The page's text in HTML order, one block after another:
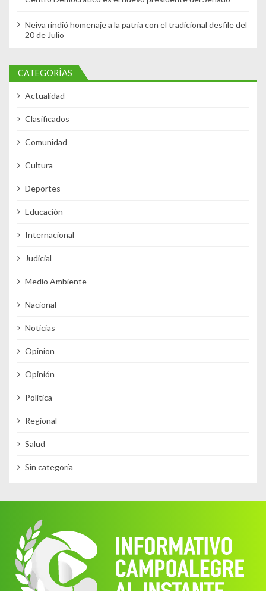
Neiva rindió homenaje a la patria con el tradicional desfile del
20 de Julio
CATEGORÍAS
Actualidad
Clasificados
Comunidad
Cultura
Deportes
Educación
Internacional
Judicial
Medio Ambiente
Nacional
Noticias
Opinion
Opinión
Política
Regional
Salud
Sin categoría